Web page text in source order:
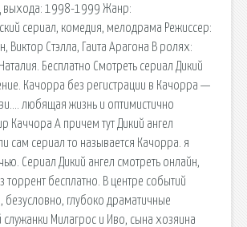
выхода: 1998-1999 Жанр:
сериал, комедия, мелодрама Режиссер:
Виктор Стэлла, Гаита Арагона В ролях:
Бесплатно Смотреть сериал Дикий
Качорра без регистрации в Качорра —
любящая жизнь и оптимистично
Каччора А причем тут Дикий ангел
сам сериал то называется Качорра. я
Сериал Дикий ангел смотреть онлайн,
торрент бесплатно. В центре событий
безусловно, глубоко драматичные
Милагрос и Иво, сына хозяина